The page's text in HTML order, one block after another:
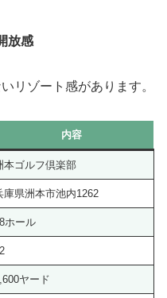
放感
リゾート感があります。
内容
本ゴルフ倶楽部
庫県洲本市池内1262
ホール
ヤード